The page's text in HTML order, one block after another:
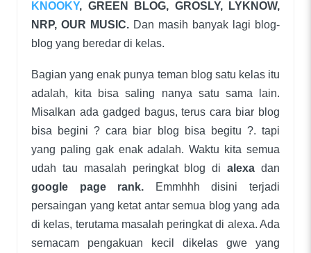
KNOOKY, GREEN BLOG, GROSLY, LYKNOW,
NRP, OUR MUSIC. Dan masih banyak lagi blog-
blog yang beredar di kelas.
Bagian yang enak punya teman blog satu kelas itu
adalah, kita bisa saling nanya satu sama lain.
Misalkan ada gadged bagus, terus cara biar blog
bisa begini ? cara biar blog bisa begitu ?. tapi
yang paling gak enak adalah. Waktu kita semua
udah tau masalah peringkat blog dialexadan
google page rank.
Emmhhh disini terjadi
persaingan yang ketat antar semua blog yang ada
di kelas, terutama masalah peringkat di alexa. Ada
semacam pengakuan kecil dikelas gwe yang